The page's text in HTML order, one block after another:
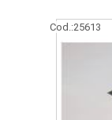
Cod.:25613